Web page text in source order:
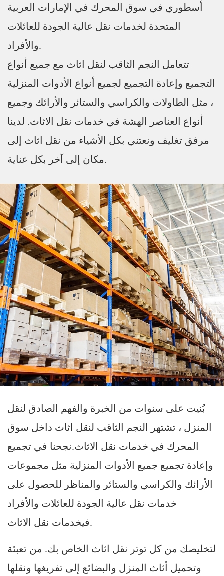
أسطوري في سوق المحرك في الإمارات العربية
المتحدة لخدمات نقل عالية الجودة للعائلات
والأفراد.
تتعامل النجم الثاقب لنقل اثاث مع جميع أنواع
التجميع وإعادة التجميع لجميع أنواع الأدوات المنزلية
، مثل الطاولات والكراسي والستائر والأرائك وجميع
أنواع العناصر الهشة في خدمات نقل الاثاث. لدينا
مرفق تغليف ونعتني بكل الأشياء من نقل اثاث إلى
مكان إلى آخر بكل عناية.
بُنيت على سنوات من الخبرة والفهم الصادق لنقل
المنزل ، تشتهر النجم الثاقب لنقل اثاث داخل سوق
المحرك في خدمات نقل الاثاث.نجحنا في تجميع
وإعادة تجميع جميع الأدوات المنزلية مثل مجموعات
الأرائك والكراسي والستائر والمناظر للحصول على
خدمات نقل عالية الجودة للعائلات والأفراد
فيخدمات نقل الاثاث.
لتخليصك من كل توتر نقل اثاث الخاص بك. من تعبئة
وتحميل أثاث المنزل والبضائع إلى تفريغها ونقلها